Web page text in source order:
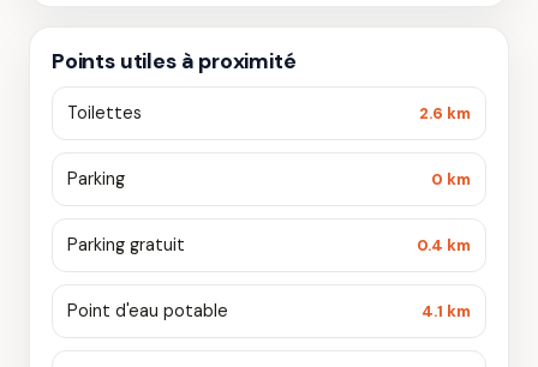
Points utiles à proximité
Toilettes 2.6 km
Parking 0 km
Parking gratuit 0.4 km
Point d'eau potable 4.1 km